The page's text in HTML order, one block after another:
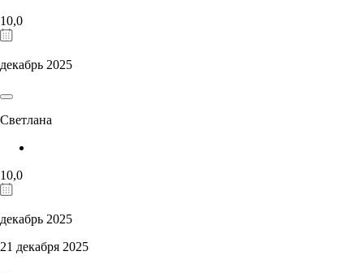
10,0
декабрь 2025
Светлана
10,0
декабрь 2025
21 декабря 2025